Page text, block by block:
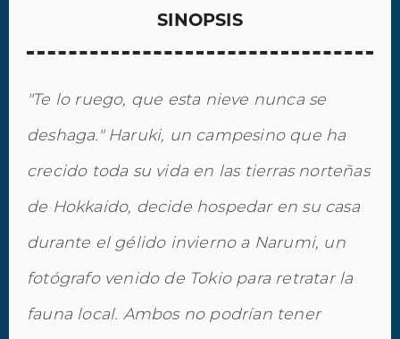
SINOPSIS
"Te lo ruego, que esta nieve nunca se
deshaga." Haruki, un campesino que ha
crecido toda su vida en las tierras norteñas
de Hokkaido, decide hospedar en su casa
durante el gélido invierno a Narumi, un
fotógrafo venido de Tokio para retratar la
fauna local. Ambos no podrían tener